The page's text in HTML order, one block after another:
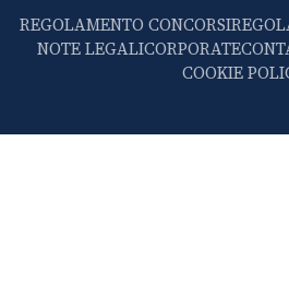
REGOLAMENTO CONCORSI
NOTE LEGALICORPORATE
COOKIE